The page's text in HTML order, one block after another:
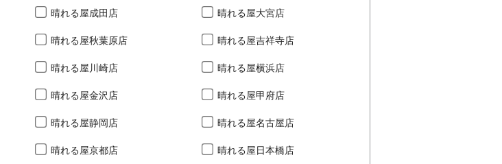
晴れる屋成田店 晴れる屋大宮店
晴れる屋秋葉原店 晴れる屋吉祥寺店
晴れる屋川崎店 晴れる屋横浜店
晴れる屋金沢店 晴れる屋甲府店
晴れる屋静岡店 晴れる屋名古屋店
晴れる屋京都店 晴れる屋日本橋店